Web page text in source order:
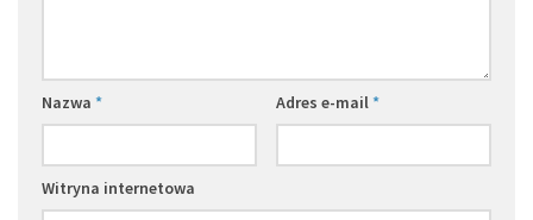
Nazwa * Adres e-mail*
Witryna internetowa